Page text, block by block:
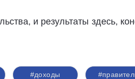
и результаты здесь,
#доходы